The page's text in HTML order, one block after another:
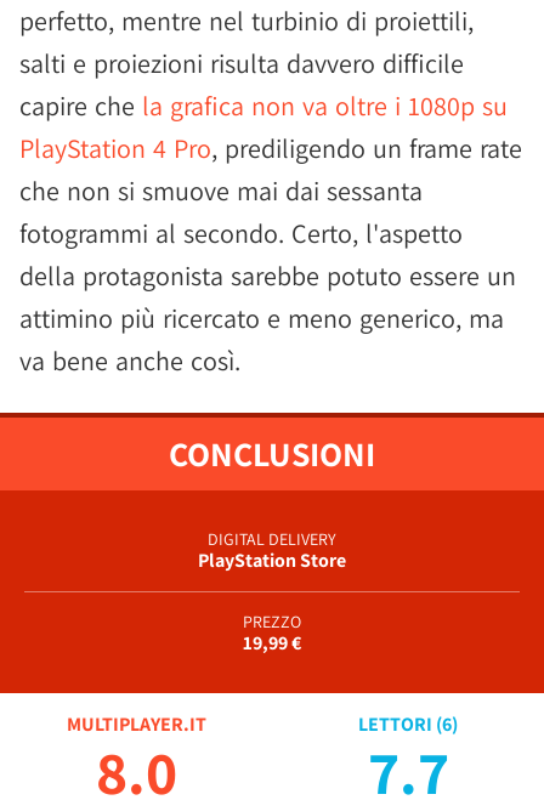
perfetto, mentre nel turbinio di proiettili,
salti e proiezioni risulta davvero difficile
capire che la grafica non va oltre i 1080p su
PlayStation 4 Pro, prediligendo un frame rate
che non si smuove mai dai sessanta
fotogrammi al secondo. Certo, l'aspetto
della protagonista sarebbe potuto essere un
attimino più ricercato e meno generico, ma
va bene anche così.
CONCLUSIONI
DIGITAL DELIVERY
PlayStation Store
PREZZO
19,99 €
MULTIPLAYER.IT
8.0
LETTORI (6)
7.7